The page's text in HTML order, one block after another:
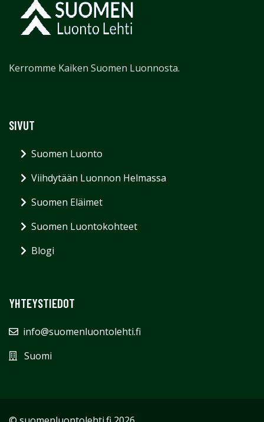
Kerromme Kaiken Suomen Luonnosta.
SIVUT
Suomen Luonto
Viihdytään Luonnon Helmassa
Suomen Eläimet
Suomen Luontokohteet
Blogi
YHTEYSTIEDOT
info@suomenluontolehti.fi
Suomi